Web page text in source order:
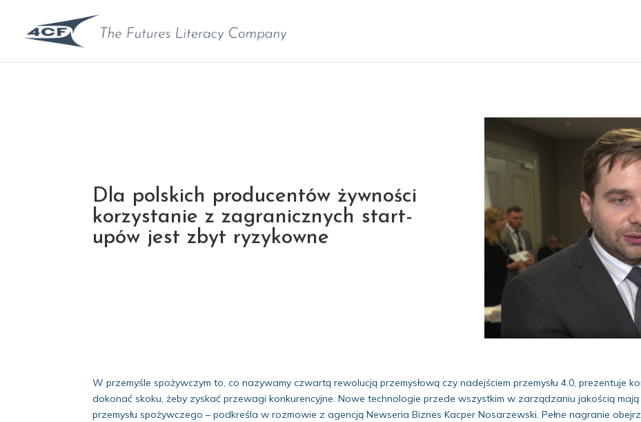
Dla polskich producentów żywności
korzystanie z zagranicznych start-
upów jest zbyt ryzykowne
W przemyśle spożywczym to, co nazywamy czwartą rewolucją przemysłową czy nadejściem przemysłu 4.0, prezentuje
dokonać skoku, żeby zyskać przewagi konkurencyjne. Nowe technologie przede wszystkim w zarządzaniu jakością
przemysłu spożywczego – podkreśla w rozmowie z agencją Newseria Biznes Kacper Nosarzewski. Pełne nagranie